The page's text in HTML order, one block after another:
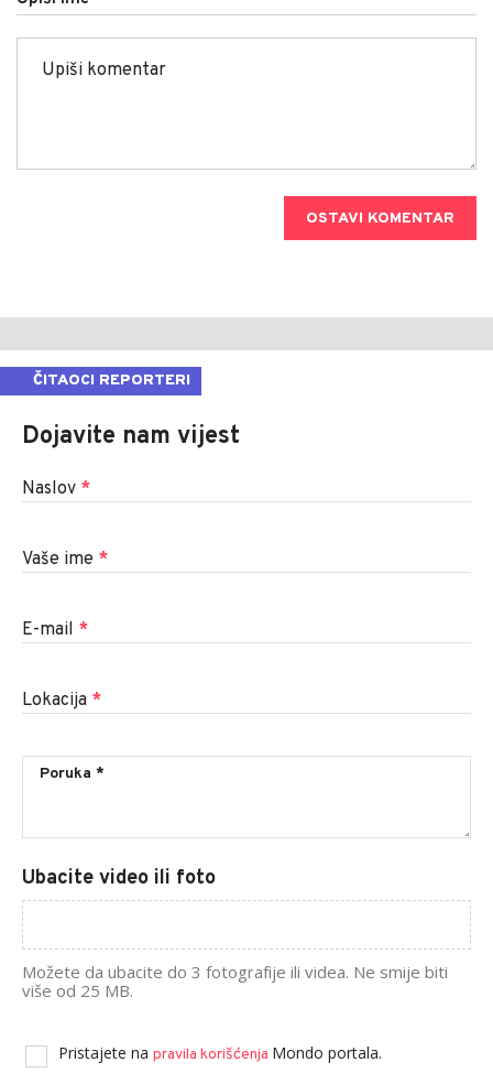
OSTAVI KOMENTAR
ČITAOCI REPORTERI
Dojavite nam vijest
Naslov *
Vaše ime *
E-mail *
Lokacija *
Ubacite video ili foto
Možete da ubacite do 3 fotografije ili videa. Ne smije biti
više od 25 MB.
Pristajete na pravila korišćenja Mondo portala.